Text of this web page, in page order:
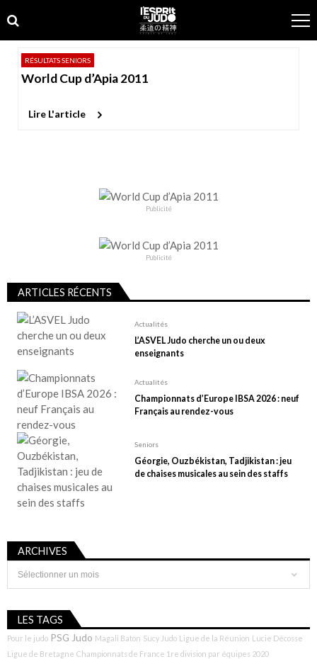
to
navigation
to
content
RÉSULTATS SENIORS
World Cup d’Apia 2011
Lire L'article
Publicité
Publicité
ARTICLES RÉCENTS
Actualités
L’ASVEL Judo cherche un ou deux
enseignants
Actualités
Championnats d’Europe IBSA 2026 : neuf
Français au rendez-vous
Seniors
Géorgie, Ouzbékistan, Tadjikistan : jeu
de chaises musicales au sein des staffs
ARCHIVES
Archives
LES TAGS
Pour le judo PSG Judo Magali Baton Sucy Judo Ligue de la Réunion Lucie Décosse
Ligue de Bretagne Championnats de France 1re division par équipes 2020